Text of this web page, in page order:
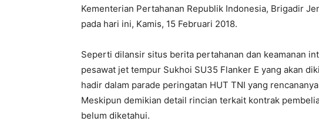
Kementerian Pertahanan Republik Indonesia, Brigadir
pada hari ini, Kamis, 15 Februari 2018.
Seperti dilansir situs berita pertahanan dan keamanan
pesawat jet tempur Sukhoi SU35 Flanker E yang akan
hadir dalam parade peringatan HUT TNI yang
Meskipun demikian detail rincian terkait kontrak
belum diketahui.